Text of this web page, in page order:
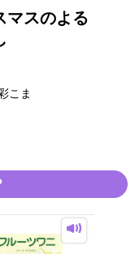
マスのよる
こま